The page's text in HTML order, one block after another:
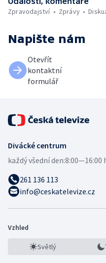
Zpravodajství
Zprávy
Napište nám
Otevřít
kontaktní
formulář
Divácké centrum
každý všední den:8:00—16:00
261 136 113
info@ceskatelevize.cz
Vzhled
Světlý